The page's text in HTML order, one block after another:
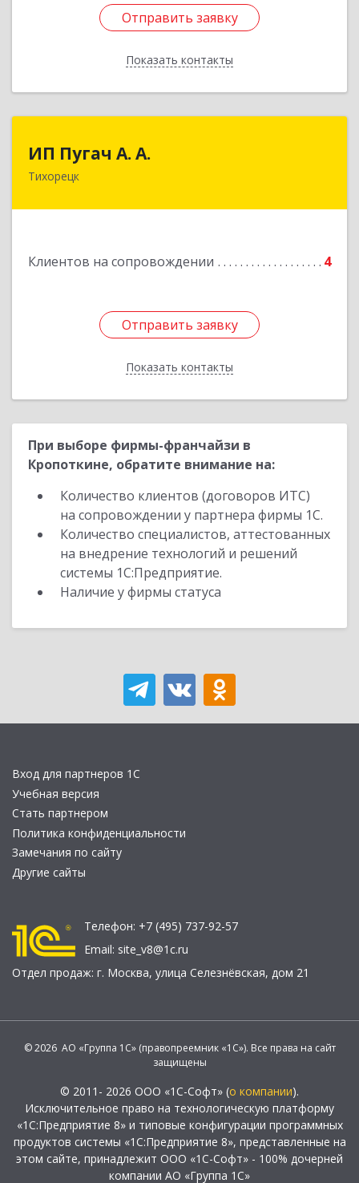
Отправить заявку
Показать контакты
Отправить заявку
Назад
ИП Пугач А. А.
Тихорецк
Клиентов на сопровождении 4
Отправить заявку
Показать контакты
352114, Краснодарский край, Тихорецкий р-н,
Подробнее
Отправить заявку
Назад
При выборе фирмы-франчайзи в
Кропоткине, обратите внимание на:
Количество клиентов (договоров ИТС)
на сопровождении у партнера фирмы 1С.
Количество специалистов, аттестованных
на внедрение технологий и решений
системы 1С:Предприятие.
Наличие у фирмы статуса
Вход для партнеров 1С
Учебная версия
Стать партнером
Политика конфиденциальности
Замечания по сайту
Другие сайты
Телефон: +7 (495) 737-92-57
Email: site_v8@1c.ru
Отдел продаж: г. Москва, улица Селезнёвская, дом 21
© 2026 АО «Группа 1С» (правопреемник «1С»). Все права на сайт
защищены
© 2011- 2026 ООО «1С-Софт» (о компании).
Исключительное право на технологическую платформу
«1С:Предприятие 8» и типовые конфигурации программных
продуктов системы «1С:Предприятие 8», представленные на
этом сайте, принадлежит ООО «1С-Софт» - 100% дочерней
компании АО «Группа 1С»